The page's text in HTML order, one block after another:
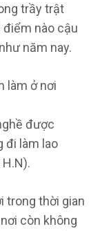
trầy trật
nào cậu
năm nay.
được
đi làm lao
trong thời gian
còn không